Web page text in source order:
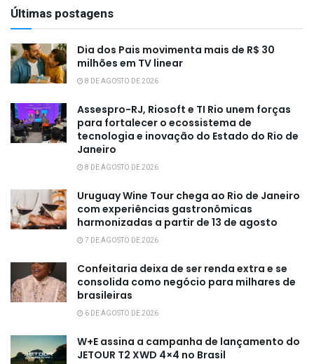
Últimas postagens
Dia dos Pais movimenta mais de R$ 30
milhões em TV linear
8 DE AGOSTO DE 2026
Assespro-RJ, Riosoft e TI Rio unem forças
para fortalecer o ecossistema de
tecnologia e inovação do Estado do Rio de
Janeiro
8 DE AGOSTO DE 2026
Uruguay Wine Tour chega ao Rio de Janeiro
com experiências gastronômicas
harmonizadas a partir de 13 de agosto
7 DE AGOSTO DE 2026
Confeitaria deixa de ser renda extra e se
consolida como negócio para milhares de
brasileiras
6 DE AGOSTO DE 2026
W+E assina a campanha de lançamento do
JETOUR T2 XWD 4×4 no Brasil